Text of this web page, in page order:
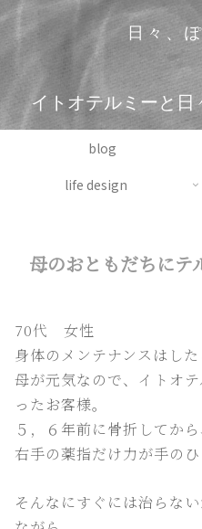
日々、
イトオテルミーと日
blog
life design
母のおともだちにテ
70代 女性
身体のメンテナンスはした
母が元気なので、イトオ
ったお客様。
５，６年前に骨折してか
右手の薬指だけ力が手のひ
そんなにすぐには治らな